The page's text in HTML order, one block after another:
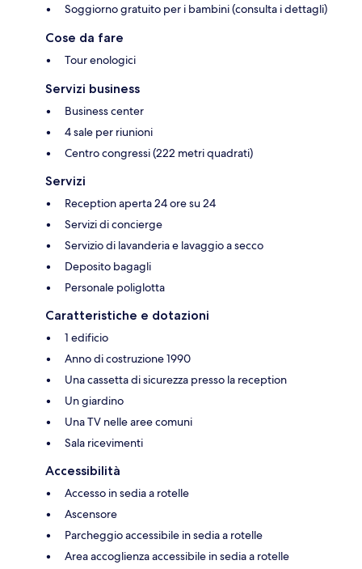
Soggiorno gratuito per i bambini (consulta i dettagli)
Cose da fare
Tour enologici
Servizi business
Business center
4 sale per riunioni
Centro congressi (222 metri quadrati)
Servizi
Reception aperta 24 ore su 24
Servizi di concierge
Servizio di lavanderia e lavaggio a secco
Deposito bagagli
Personale poliglotta
Caratteristiche e dotazioni
1 edificio
Anno di costruzione 1990
Una cassetta di sicurezza presso la reception
Un giardino
Una TV nelle aree comuni
Sala ricevimenti
Accessibilità
Accesso in sedia a rotelle
Ascensore
Parcheggio accessibile in sedia a rotelle
Area accoglienza accessibile in sedia a rotelle